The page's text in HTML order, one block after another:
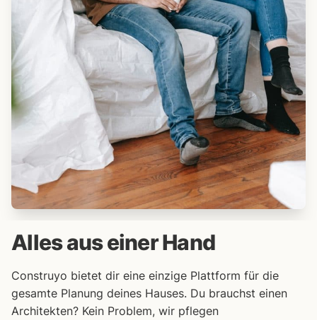
Alles aus einer Hand
Construyo bietet dir eine einzige Plattform für die
gesamte Planung deines Hauses. Du brauchst einen
Architekten? Kein Problem, wir pflegen